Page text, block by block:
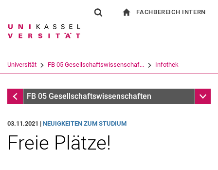
Springe direkt zu: Inhalt
Springe direkt zu: Suche
Springe direkt zu:
Suchbegriff
Suchen (öffnet externen Link in einem
FACHBEREICH INTERN
Universität FB 05 Gesellschaftswissenschaf... Infothek
InfothekFB 05 Gesellschaftswissenschaften
03.11.2021 | NEUIGKEITEN ZUM STUDIUM
Freie Plätze!